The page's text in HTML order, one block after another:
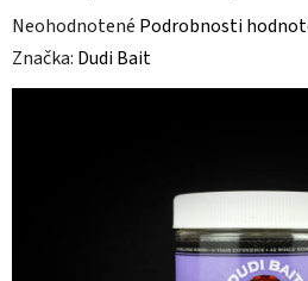
Priemerné
hodnotenie
produktu
Neohodnotené Podrobnosti
Značka: Dudi Bait